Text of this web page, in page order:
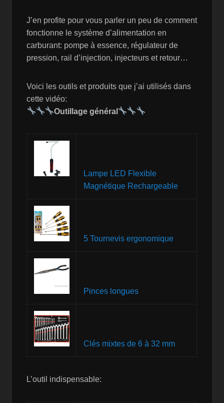
J’en profite pour vous parler un peu de comment
fonctionne le système d’alimentation en
carburant: pompe à essence, régulateur de
pression, rail d’injection, injecteurs et retour…
Voici les outils et produits que j’ai utilisés dans
cette vidéo:
Outillage général
Lampe LED Flexible
Magnétique Rechargeable
5 Tournevis ergonomique
Pinces longues
Clés mixtes de 6 à 32 mm
L’outil indispensable: